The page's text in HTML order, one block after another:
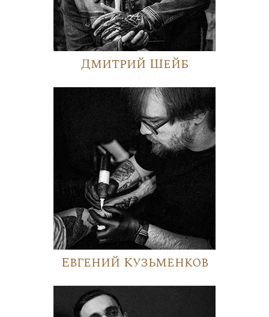
Дмитрий Шейб
Евгений Кузьменков